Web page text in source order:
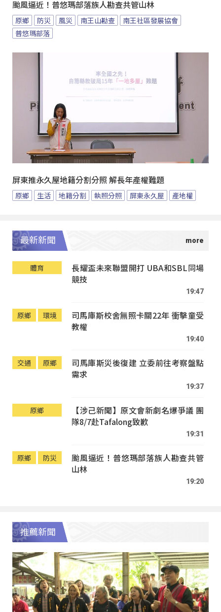
颱風逼近！普悠瑪部落族人勘查共管山林
原鄉 防災 風災 南王山勘查
南王社區發展協會
普悠瑪部落
屏東推永久屋地籍分割分照 解長年產權難題
原鄉 生活 地籍分割 執照分照 屏東永久屋 產地權
最新新聞
體育
長耀盃未來聯盟開打 UBA和SBL同場
競技
19:47
原鄉 環境
司馬庫斯校舍無照卡關22年 衝擊童受
教權
19:40
交通 原鄉
司馬庫斯災後復建 立委前往考察盤點
需求
19:37
原鄉
【涉己新聞】原文會新劇名爆爭議 團
隊8/7赴Tafalong致歉
19:31
原鄉 防災
颱風逼近！普悠瑪部落族人勘查共管
山林
19:20
推薦新聞